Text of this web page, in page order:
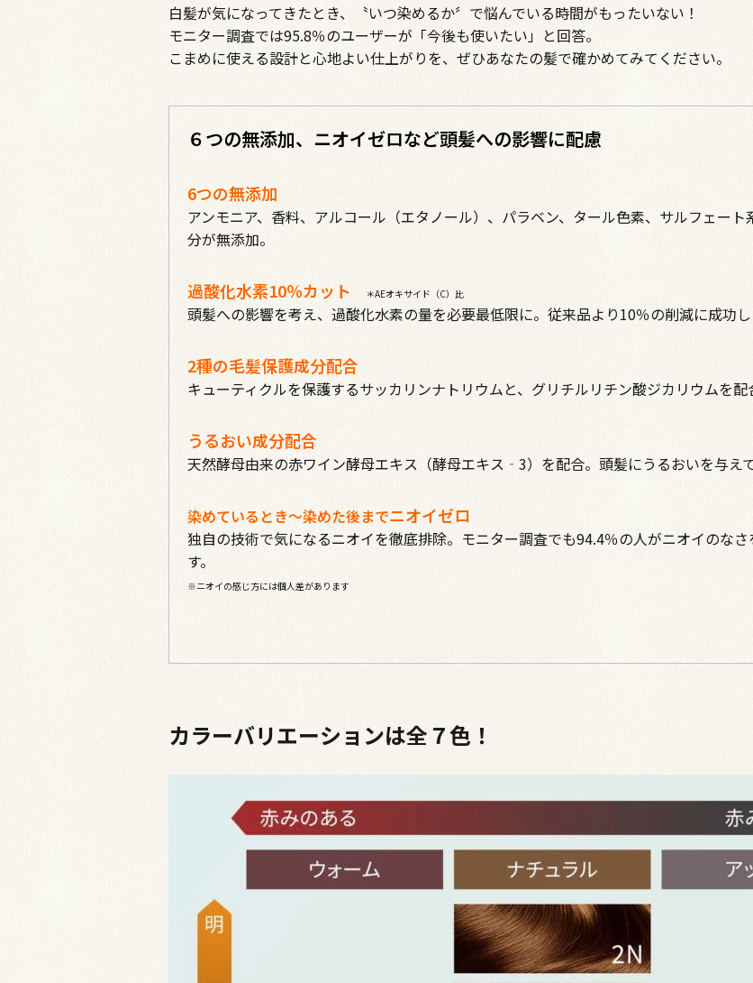
白髪が気になってきたとき、〝いつ染めるか〞で悩んでいる時間がもったいない！
モニター調査では95.8％のユーザーが「今後も使いたい」と回答。
こまめに使える設計と心地よい仕上がりを、ぜひあなたの髪で確かめてみてください。
６つの無添加、ニオイゼロなど頭髪への影響に配慮
6つの無添加
アンモニア、香料、アルコール（エタノール）、パラベン、タール色素、サルフェー
分が無添加。
過酸化水素10％カット ＊AEオキサイド（C）比
頭髪への影響を考え、過酸化水素の量を必要最低限に。従来品より10％の削減に成功し
2種の毛髪保護成分配合
キューティクルを保護するサッカリンナトリウムと、グリチルリチン酸ジカリウムを配
うるおい成分配合
天然酵母由来の赤ワイン酵母エキス（酵母エキス‐3）を配合。頭髪にうるおいを与えて
染めているとき～染めた後までニオイゼロ
独自の技術で気になるニオイを徹底排除。モニター調査でも94.4％の人がニオイのなさ
す。
※ニオイの感じ方には個人差があります
カラーバリエーションは全７色！